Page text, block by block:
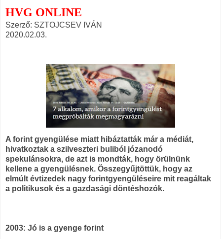
HVG ONLINE
Szerző: SZTOJCSEV IVÁN
2020.02.03.
A forint gyengülése miatt hibáztatták már a médiát,
hivatkoztak a szilveszteri buliból józanodó
spekulánsokra, de azt is mondták, hogy örülnünk
kellene a gyengülésnek. Összegyűjtöttük, hogy az
elmúlt évtizedek nagy forintgyengüléseire mit reagáltak
a politikusok és a gazdasági döntéshozók.
2003: Jó is a gyenge forint